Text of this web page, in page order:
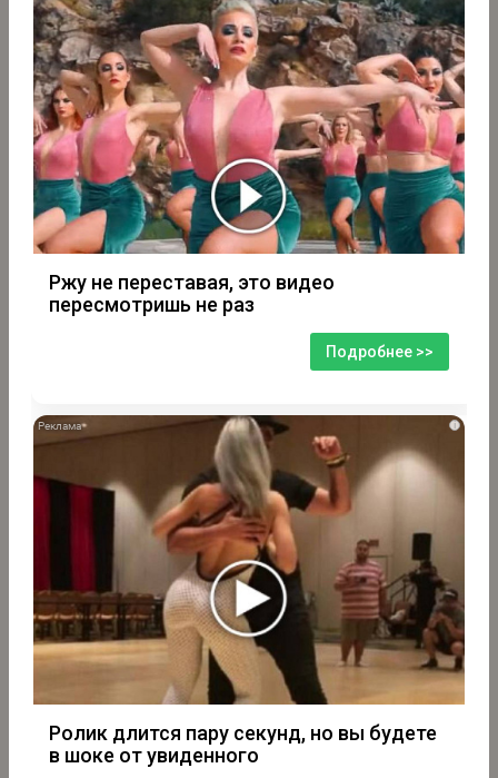
Ржу не переставая, это видео
пересмотришь не раз
Подробнее >>
i
Ролик длится пару секунд, но вы будете
в шоке от увиденного